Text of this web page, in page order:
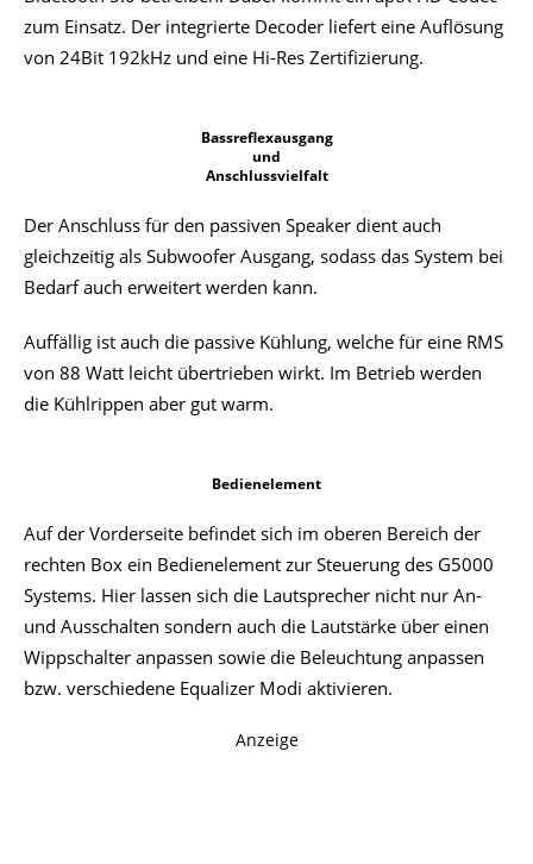
zum Einsatz. Der integrierte Decoder liefert eine Auflösung
von 24Bit 192kHz und eine Hi-Res Zertifizierung.
Bassreflexausgang
und
Anschlussvielfalt
Der Anschluss für den passiven Speaker dient auch
gleichzeitig als Subwoofer Ausgang, sodass das System bei
Bedarf auch erweitert werden kann.
Auffällig ist auch die passive Kühlung, welche für eine RMS
von 88 Watt leicht übertrieben wirkt. Im Betrieb werden
die Kühlrippen aber gut warm.
Bedienelement
Auf der Vorderseite befindet sich im oberen Bereich der
rechten Box ein Bedienelement zur Steuerung des G5000
Systems. Hier lassen sich die Lautsprecher nicht nur An-
und Ausschalten sondern auch die Lautstärke über einen
Wippschalter anpassen sowie die Beleuchtung anpassen
bzw. verschiedene Equalizer Modi aktivieren.
Anzeige